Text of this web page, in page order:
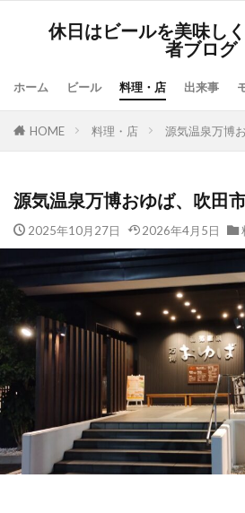
休日はビールを美味し
者ブログ
ホーム ビール 料理・店 出来事
HOME 料理・店 源気温泉万博
源気温泉万博おゆば、吹田
2025年10月27日 2026年4月5日